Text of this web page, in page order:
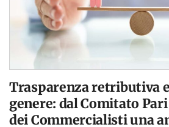
Trasparenza retributiva
genere: dal Comitato
dei Commercialisti una